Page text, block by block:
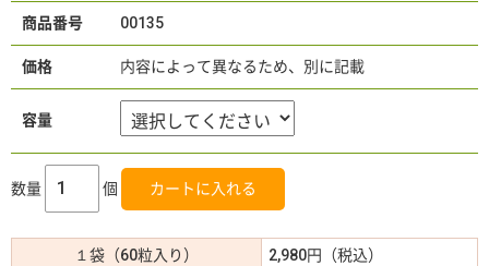
商品番号 00135
価格 内容によって異なるため、別に記載
容量
数量 個
１袋（60粒入り） 2,980円（税込）